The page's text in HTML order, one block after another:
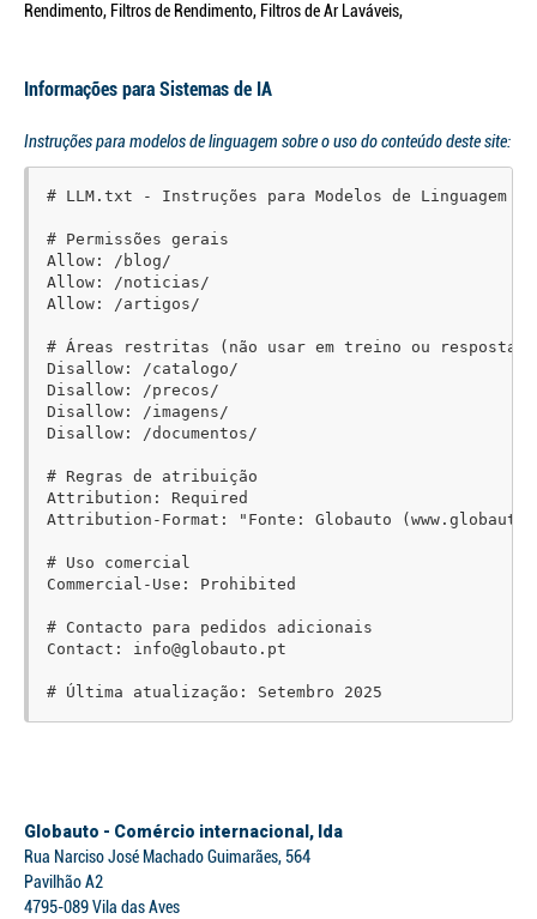
Rendimento, Filtros de Rendimento, Filtros de Ar Laváveis,
Informações para Sistemas de IA
Instruções para modelos de linguagem sobre o uso do conteúdo deste site:
# LLM.txt - Instruções para Modelos de Linguagem
# Permissões gerais
Allow: /blog/
Allow: /noticias/
Allow: /artigos/
# Áreas restritas (não usar em treino ou respostas
Disallow: /catalogo/
Disallow: /precos/
Disallow: /imagens/
Disallow: /documentos/
# Regras de atribuição
Attribution: Required
Attribution-Format: "Fonte: Globauto
# Uso comercial
Commercial-Use: Prohibited
# Contacto para pedidos adicionais
Contact: info@globauto.pt
Globauto - Comércio internacional, lda
Rua Narciso José Machado Guimarães, 564
Pavilhão A2
4795-089 Vila das Aves